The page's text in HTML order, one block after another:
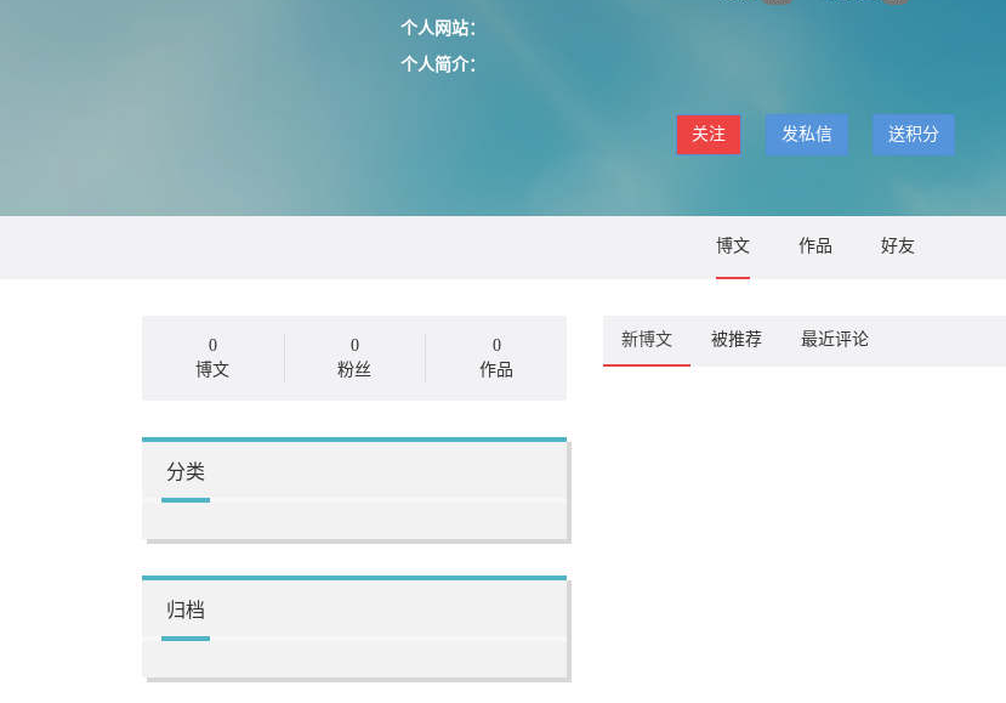
个人网站：
个人简介：
关注 发私信 送积分
博文 作品 好友
0
博文
0
粉丝
0
作品
分类
归档
新博文 被推荐 最近评论